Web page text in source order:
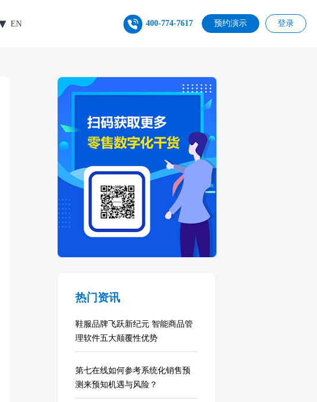
EN 400-774-7617 预约演示 登录
热门资讯
鞋服品牌飞跃新纪元 智能商品管
理软件五大颠覆性优势
第七在线如何参考系统化销售预
测来预知机遇与风险？